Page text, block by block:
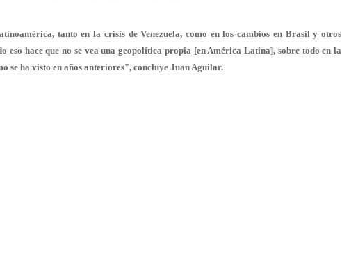
tanto en la crisis de Venezuela, como en los cambios en Brasil y otros
eso hace que no se vea una geopolítica propia [en América Latina], sobre todo en la
se ha visto en años anteriores", concluye Juan Aguilar.